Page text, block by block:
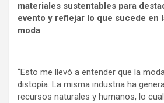
materiales sustentables para
evento y reflejar lo que sucede en
moda.
“Esto me llevó a entender que la
distopía. La misma industria ha
recursos naturales y humanos, lo